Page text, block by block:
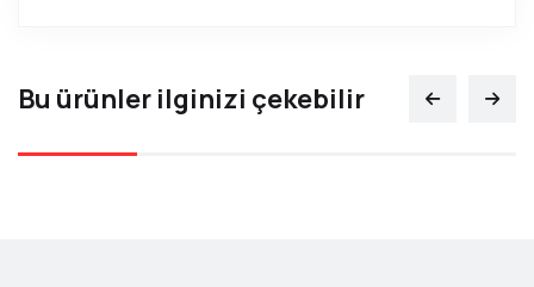
Ad
Bu ürünler ilginizi çekebilir